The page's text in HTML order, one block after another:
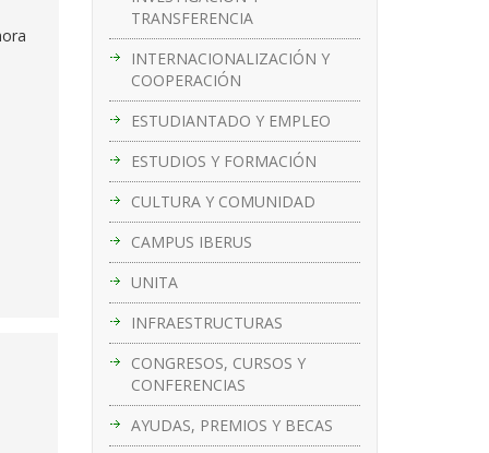
TRANSFERENCIA
INTERNACIONALIZACIÓN Y
COOPERACIÓN
ESTUDIANTADO Y EMPLEO
ESTUDIOS Y FORMACIÓN
CULTURA Y COMUNIDAD
CAMPUS IBERUS
UNITA
INFRAESTRUCTURAS
CONGRESOS, CURSOS Y
CONFERENCIAS
AYUDAS, PREMIOS Y BECAS